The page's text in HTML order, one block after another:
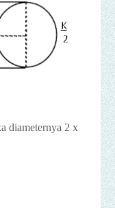
diameternya 2 x